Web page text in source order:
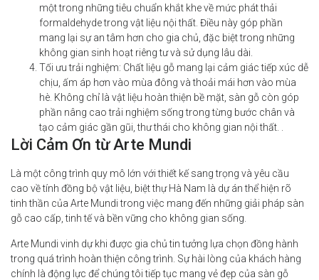
một trong những tiêu chuẩn khắt khe về mức phát thải
formaldehyde trong vật liệu nội thất. Điều này góp phần
mang lại sự an tâm hơn cho gia chủ, đặc biệt trong những
không gian sinh hoạt riêng tư và sử dụng lâu dài.
Tối ưu trải nghiệm: Chất liệu gỗ mang lại cảm giác tiếp xúc dễ
chịu, ấm áp hơn vào mùa đông và thoải mái hơn vào mùa
hè. Không chỉ là vật liệu hoàn thiện bề mặt, sàn gỗ còn góp
phần nâng cao trải nghiệm sống trong từng bước chân và
tạo cảm giác gần gũi, thư thái cho không gian nội thất. .
Lời Cảm Ơn từ Arte Mundi
Là một công trình quy mô lớn với thiết kế sang trọng và yêu cầu
cao về tính đồng bộ vật liệu, biệt thự Hà Nam là dự án thể hiện rõ
tinh thần của Arte Mundi trong việc mang đến những giải pháp sàn
gỗ cao cấp, tinh tế và bền vững cho không gian sống.
Arte Mundi vinh dự khi được gia chủ tin tưởng lựa chọn đồng hành
trong quá trình hoàn thiện công trình. Sự hài lòng của khách hàng
chính là động lực để chúng tôi tiếp tục mang vẻ đẹp của sàn gỗ